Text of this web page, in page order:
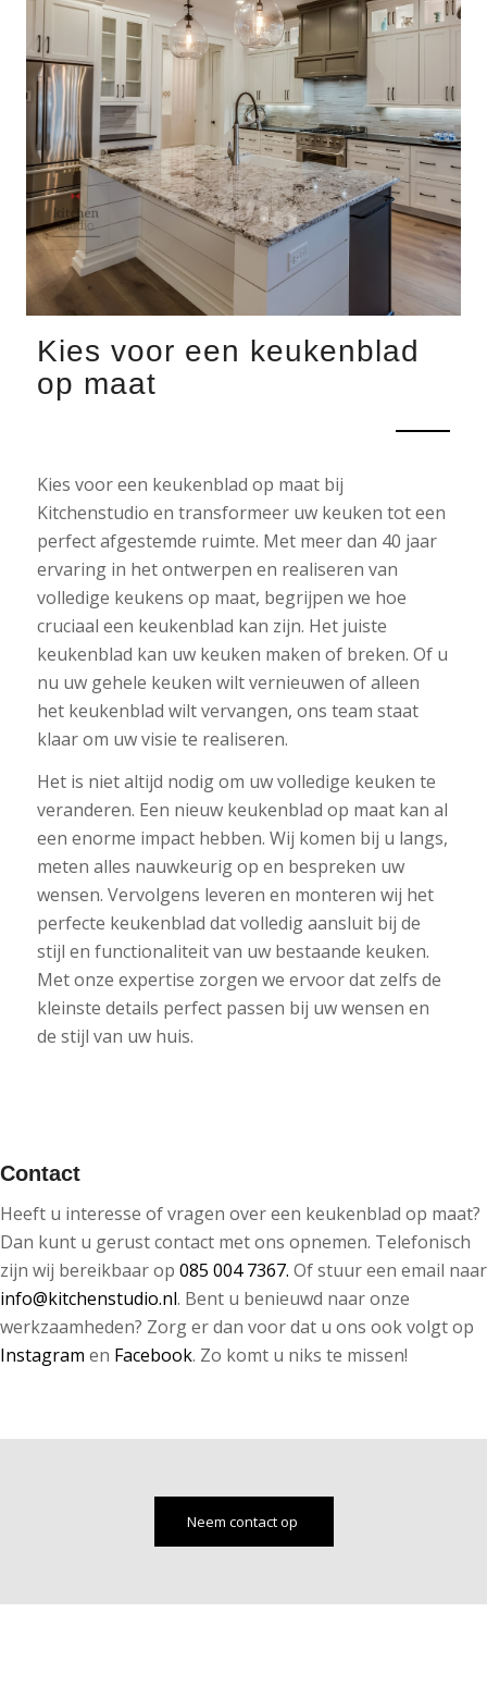
Kies voor een keukenblad
op maat
Kies voor een keukenblad op maat bij
Kitchenstudio en transformeer uw keuken tot een
perfect afgestemde ruimte. Met meer dan 40 jaar
ervaring in het ontwerpen en realiseren van
volledige keukens op maat, begrijpen we hoe
cruciaal een keukenblad kan zijn. Het juiste
keukenblad kan uw keuken maken of breken. Of u
nu uw gehele keuken wilt vernieuwen of alleen
het keukenblad wilt vervangen, ons team staat
klaar om uw visie te realiseren.
Het is niet altijd nodig om uw volledige keuken te
veranderen. Een nieuw keukenblad op maat kan al
een enorme impact hebben. Wij komen bij u langs,
meten alles nauwkeurig op en bespreken uw
wensen. Vervolgens leveren en monteren wij het
perfecte keukenblad dat volledig aansluit bij de
stijl en functionaliteit van uw bestaande keuken.
Met onze expertise zorgen we ervoor dat zelfs de
kleinste details perfect passen bij uw wensen en
de stijl van uw huis.
Contact
Heeft u interesse of vragen over een keukenblad op maat?
Dan kunt u gerust contact met ons opnemen. Telefonisch
zijn wij bereikbaar op 085 004 7367. Of stuur een email naar
info@kitchenstudio.nl. Bent u benieuwd naar onze
werkzaamheden? Zorg er dan voor dat u ons ook volgt op
Instagram en Facebook. Zo komt u niks te missen!
Neem contact op